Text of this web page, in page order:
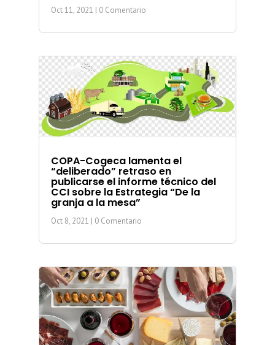
Oct 11, 2021 | 0 Comentario
COPA-Cogeca lamenta el
“deliberado” retraso en
publicarse el informe técnico del
CCI sobre la Estrategia “De la
granja a la mesa”
Oct 8, 2021 | 0 Comentario